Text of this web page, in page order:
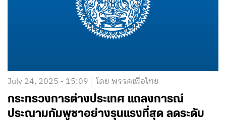
July 24, 2025 - 15:09 โดย พรรคเพื่อไทย
กระทรวงการต่างประเทศ แถลงการณ์
ประณามกัมพูชาอย่างรุนแรงที่สุด ลดระดับ